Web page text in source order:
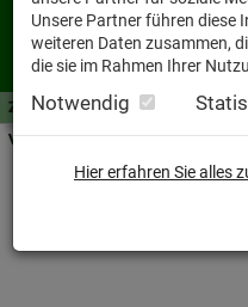
Zutaten A-Z Futterwissen mit
Verkäufer vor Ort
48er-SET Bio
Hund
Unsere Partner führen diese
weiteren Daten zusammen,
die sie im Rahmen Ihrer
Notwendig
Hier erfahren Sie alles